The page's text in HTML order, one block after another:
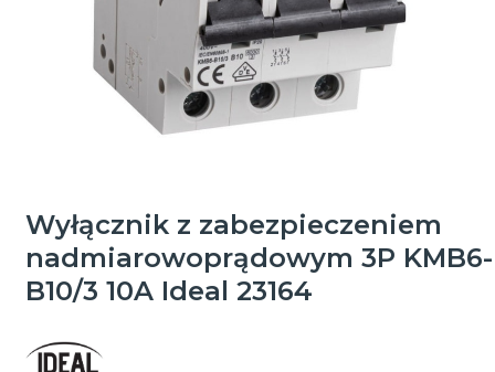
Wyłącznik z zabezpieczeniem
nadmiarowoprądowym 3P KMB6-
B10/3 10A Ideal 23164